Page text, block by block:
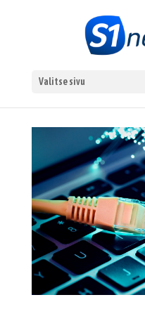
Valitse sivu